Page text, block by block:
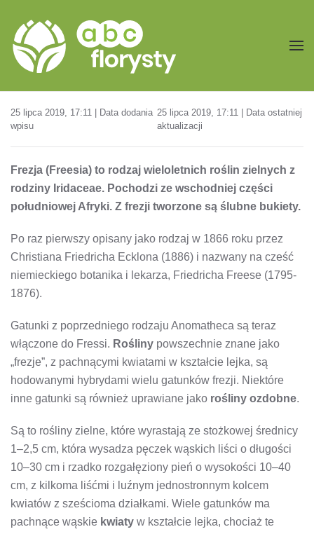
Przejdź do treści głównej
25 lipca 2019, 17:11 | Data dodania
wpisu
25 lipca 2019, 17:11 | Data ostatniej
aktualizacji
Frezja (Freesia) to rodzaj wieloletnich roślin zielnych z
rodziny Iridaceae. Pochodzi ze wschodniej części
południowej Afryki. Z frezji tworzone są ślubne bukiety.
Po raz pierwszy opisany jako rodzaj w 1866 roku przez
Christiana Friedricha Ecklona (1886) i nazwany na cześć
niemieckiego botanika i lekarza, Friedricha Freese (1795-
1876).
Gatunki z poprzedniego rodzaju Anomatheca są teraz
włączone do Fressi. Rośliny powszechnie znane jako
„frezje”, z pachnącymi kwiatami w kształcie lejka, są
hodowanymi hybrydami wielu gatunków frezji. Niektóre
inne gatunki są również uprawiane jako rośliny ozdobne.
Są to rośliny zielne, które wyrastają ze stożkowej średnicy
1–2,5 cm, która wysadza pęczek wąskich liści o długości
10–30 cm i rzadko rozgałęziony pień o wysokości 10–40
cm, z kilkoma liśćmi i luźnym jednostronnym kolcem
kwiatów z sześcioma działkami. Wiele gatunków ma
pachnące wąskie kwiaty w kształcie lejka, chociaż te